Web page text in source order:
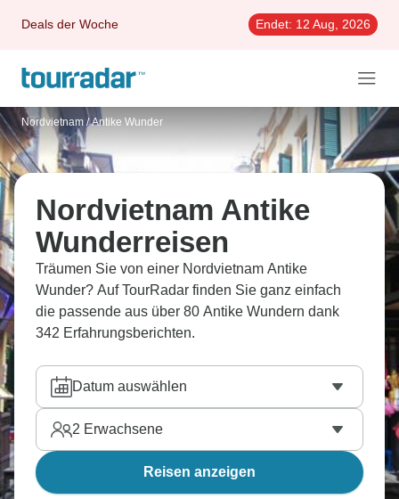
Deals der Woche Endet: 12 Aug, 2026
Nordvietnam / Antike Wunder
Nordvietnam Antike
Wunderreisen
Träumen Sie von einer Nordvietnam Antike
Wunder? Auf TourRadar finden Sie ganz einfach
die passende aus über 80 Antike Wundern dank
342 Erfahrungsberichten.
Datum auswählen
2 Erwachsene
Reisen anzeigen